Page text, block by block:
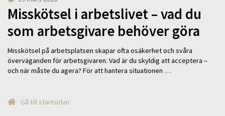
Misskötsel i arbetslivet – vad du
som arbetsgivare behöver göra
Misskötsel på arbetsplatsen skapar ofta osäkerhet och svåra
överväganden för arbetsgivaren. Vad är du skyldig att acceptera –
och när måste du agera? För att hantera situationen …
Gå till startsidan